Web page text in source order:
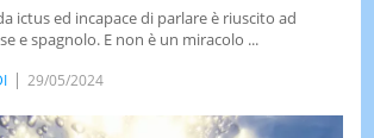
ictus ed incapace di parlare è riuscito ad
e spagnolo. E non è un miracolo ...
29/05/2024